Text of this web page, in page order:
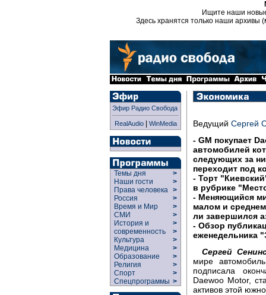
Ищите наши
Здесь хранятся только наши архивы
Эфир Радио Свобода
RealAudio| WinMedia
Темы дня
>
Наши гости
>
Права человека >
Россия
>
Время и Мир
>
СМИ
>
История и
современность
>
>
Культура
>
Медицина
>
Образование
>
Религия
>
Спорт
>
Спецпрограммы >
Ведущий Сергей
- GM покупает
автомобилей
следующих за
переходит под
- Торт
в рубрике
- Меняющийся
малом и
ли завершился
- Обзор
еженедельника
Сергей
мире
подписала
Daewoo Motor,
активов этой